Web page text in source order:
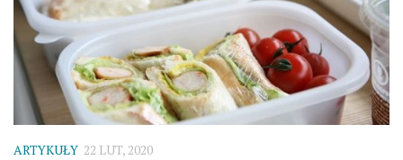
ARTYKUŁY 22 LUT, 2020